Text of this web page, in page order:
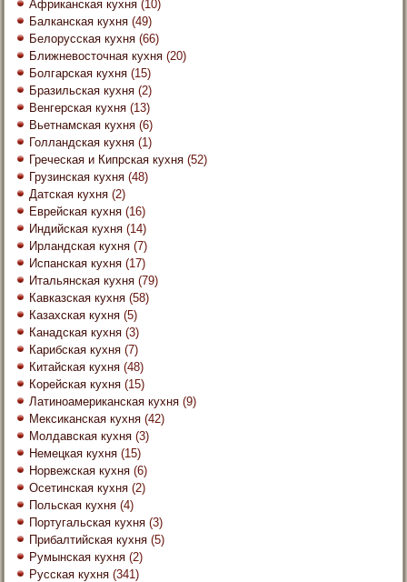
Африканская кухня (10)
Балканская кухня (49)
Белорусская кухня (66)
Ближневосточная кухня (20)
Болгарская кухня (15)
Бразильская кухня (2)
Венгерская кухня (13)
Вьетнамская кухня (6)
Голландская кухня (1)
Греческая и Кипрская кухня (52)
Грузинская кухня (48)
Датская кухня (2)
Еврейская кухня (16)
Индийская кухня (14)
Ирландская кухня (7)
Испанская кухня (17)
Итальянская кухня (79)
Кавказская кухня (58)
Казахская кухня (5)
Канадская кухня (3)
Карибская кухня (7)
Китайская кухня (48)
Корейская кухня (15)
Латиноамериканская кухня (9)
Мексиканская кухня (42)
Молдавская кухня (3)
Немецкая кухня (15)
Норвежская кухня (6)
Осетинская кухня (2)
Польская кухня (4)
Португальская кухня (3)
Прибалтийская кухня (5)
Румынская кухня (2)
Русская кухня (341)